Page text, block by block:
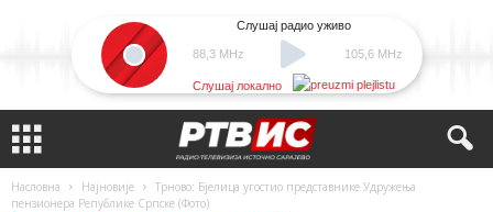
88,3 MHz
Слушај радио уживо
105,6 MHz
Слушај локално
Насловна Најновије
Трново: Бјелица угостио представнике Удружења
пензионера Републике Српске (Фото)